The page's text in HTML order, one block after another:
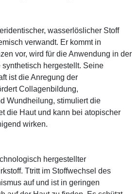
wasserlöslicher Stoff
verwandt. Er kommt in
vor, wird für die Anwendung in der
synthetisch hergestellt. Seine
ist die Anregung der
Collagenbildung,
Wundheilung, stimuliert die
die Haut und kann bei atopischer
wirken.
hergestellter
Ttritt im Stoffwechsel des
auf und ist in geringen